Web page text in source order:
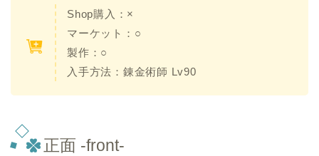
Shop購入：×
マーケット：○
製作：○
入手方法：錬金術師 Lv90
正面 -front-